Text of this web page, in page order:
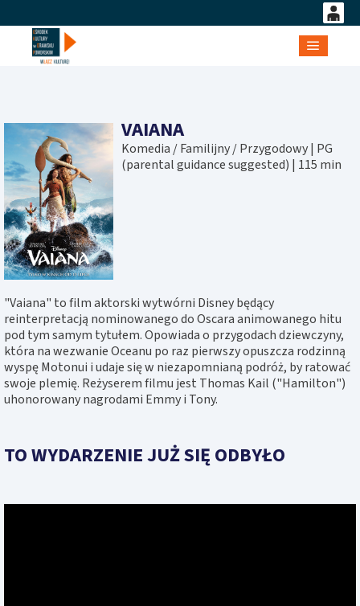
1452 VAIANA
Komedia / Familijny / Przygodowy | PG
(parental guidance suggested) | 115 min
"Vaiana" to film aktorski wytwórni Disney będący
reinterpretacją nominowanego do Oscara animowanego hitu
pod tym samym tytułem. Opowiada o przygodach dziewczyny,
która na wezwanie Oceanu po raz pierwszy opuszcza rodzinną
wyspę Motonui i udaje się w niezapomnianą podróż, by ratować
swoje plemię. Reżyserem filmu jest Thomas Kail ("Hamilton")
uhonorowany nagrodami Emmy i Tony.
TO WYDARZENIE JUŻ SIĘ ODBYŁO